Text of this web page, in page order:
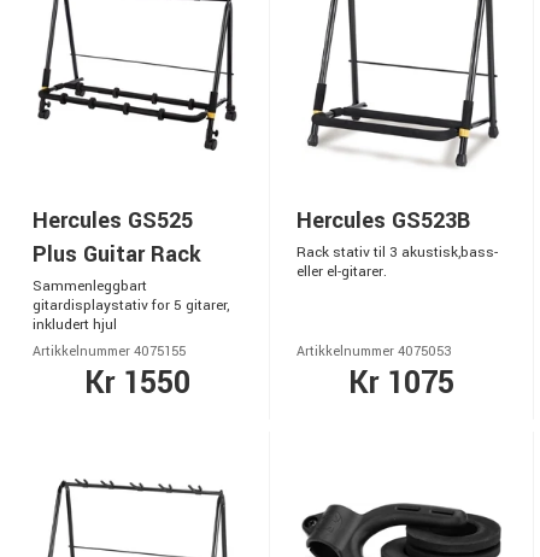
Hercules GS525
Plus Guitar Rack
Sammenleggbart
gitardisplaystativ for 5 gitarer,
inkludert hjul
Artikkelnummer 4075155
Kr 1550
Hercules GS523B
Rack stativ til 3 akustisk,bass-
eller el-gitarer.
Artikkelnummer 4075053
Kr 1075